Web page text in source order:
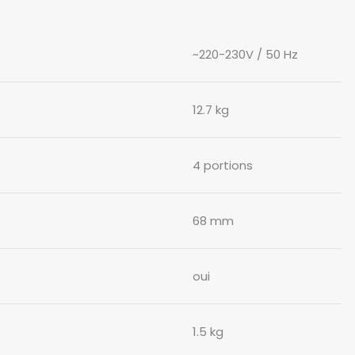
~220-230V / 50 Hz
12.7 kg
4 portions
68 mm
oui
1.5 kg